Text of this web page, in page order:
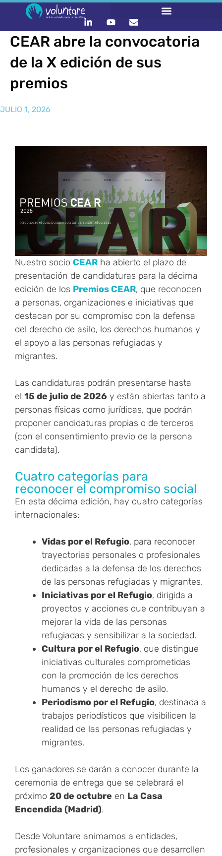
CEAR abre la convocatoria
de la X edición de sus
premios
JULIO 1, 2026
Nuestro socio CEAR ha abierto el plazo de
presentación de candidaturas para la décima
edición de los Premios CEAR, que reconocen
a personas, organizaciones e iniciativas que
destacan por su compromiso con la defensa
del derecho de asilo, los derechos humanos y
el apoyo a las personas refugiadas y
migrantes.
Las candidaturas podrán presentarse hasta
el 15 de julio de 2026 y están abiertas tanto a
personas físicas como jurídicas, que podrán
proponer candidaturas propias o de terceros
(con el consentimiento previo de la persona
candidata).
Cuatro categorías para
reconocer el compromiso social
En esta décima edición, hay cuatro categorías
internacionales:
Vidas por el Refugio, para reconocer
trayectorias personales o profesionales
dedicadas a la defensa de los derechos
de las personas refugiadas y migrantes.
Iniciativas por el Refugio, dirigida a
proyectos y acciones que contribuyan a
mejorar la vida de las personas
refugiadas y sensibilizar a la sociedad.
Cultura por el Refugio, que distingue
iniciativas culturales comprometidas
con la promoción de los derechos
humanos y el derecho de asilo.
Periodismo por el Refugio, destinada a
trabajos periodísticos que visibilicen la
realidad de las personas refugiadas y
migrantes.
Los ganadores se darán a conocer durante la
ceremonia de entrega que se celebrará el
próximo 20 de octubre en La Casa
Encendida (Madrid).
Desde Voluntare animamos a entidades,
profesionales y organizaciones que desarrollen